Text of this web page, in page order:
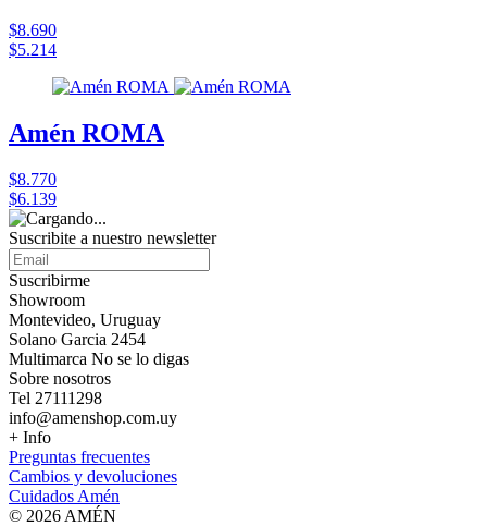
$8.690
$5.214
Amén ROMA
$8.770
$6.139
Suscribite a nuestro newsletter
Suscribirme
Showroom
Montevideo, Uruguay
Solano Garcia 2454
Multimarca No se lo digas
Sobre nosotros
Tel 27111298
info@amenshop.com.uy
+ Info
Preguntas frecuentes
Cambios y devoluciones
Cuidados Amén
© 2026 AMÉN